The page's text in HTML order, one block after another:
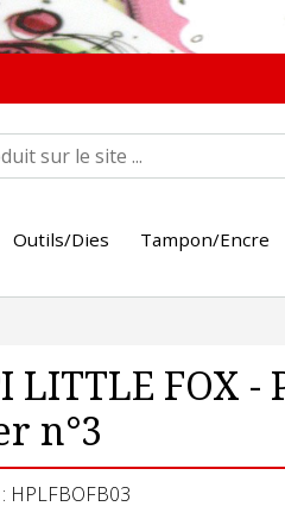
Outils/Dies Tampon/Encre
LITTLE FOX -
n°3
HPLFBOFB03